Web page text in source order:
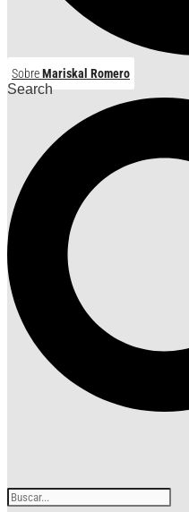
SobreMariskal Romero
Search